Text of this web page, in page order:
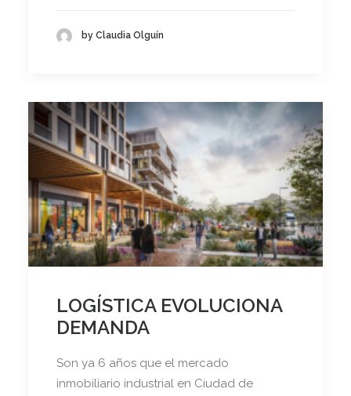
by Claudia Olguín
LOGÍSTICA EVOLUCIONA
DEMANDA
Son ya 6 años que el mercado
inmobiliario industrial en Ciudad de